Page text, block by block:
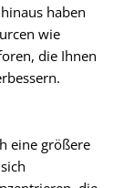
haben
wie
die Ihnen
eine größere